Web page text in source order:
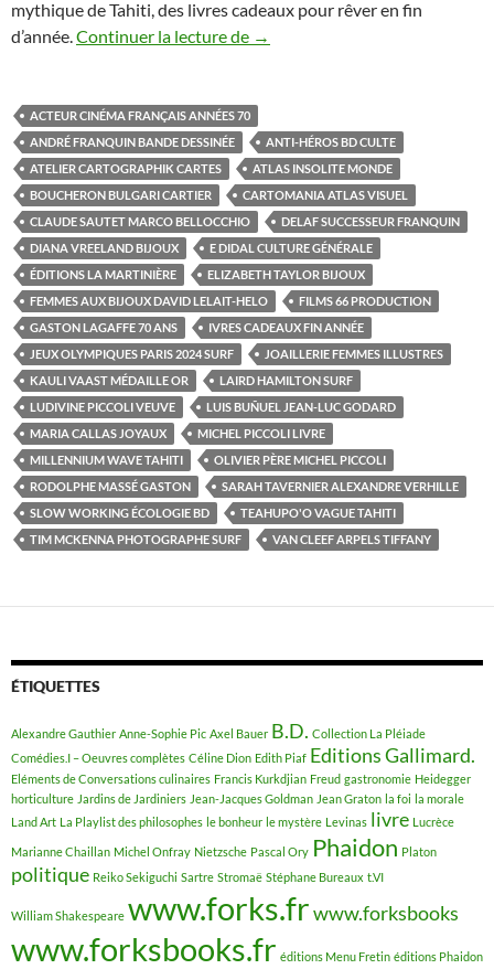
mythique de Tahiti, des livres cadeaux pour rêver en fin
d’année.Continuer la lecture de Cinq ouvrages entre
→
ACTEUR CINÉMA FRANÇAIS ANNÉES 70
ANDRÉ FRANQUIN BANDE DESSINÉE
ANTI-HÉROS BD CULTE
ATELIER CARTOGRAPHIK CARTES
ATLAS INSOLITE MONDE
BOUCHERON BULGARI CARTIER
CARTOMANIA ATLAS VISUEL
CLAUDE SAUTET MARCO BELLOCCHIO
DELAF SUCCESSEUR FRANQUIN
DIANA VREELAND BIJOUX
E DIDAL CULTURE GÉNÉRALE
ÉDITIONS LA MARTINIÈRE
ELIZABETH TAYLOR BIJOUX
FEMMES AUX BIJOUX DAVID LELAIT-HELO
FILMS 66 PRODUCTION
GASTON LAGAFFE 70 ANS
IVRES CADEAUX FIN ANNÉE
JEUX OLYMPIQUES PARIS 2024 SURF
JOAILLERIE FEMMES ILLUSTRES
KAULI VAAST MÉDAILLE OR
LAIRD HAMILTON SURF
LUDIVINE PICCOLI VEUVE
LUIS BUÑUEL JEAN-LUC GODARD
MARIA CALLAS JOYAUX
MICHEL PICCOLI LIVRE
MILLENNIUM WAVE TAHITI
OLIVIER PÈRE MICHEL PICCOLI
RODOLPHE MASSÉ GASTON
SARAH TAVERNIER ALEXANDRE VERHILLE
SLOW WORKING ÉCOLOGIE BD
TEAHUPO'O VAGUE TAHITI
TIM MCKENNA PHOTOGRAPHE SURF
VAN CLEEF ARPELS TIFFANY
ÉTIQUETTES
Alexandre Gauthier Anne-Sophie Pic Axel Bauer B.D. Collection La Pléiade
Comédies.I – Oeuvres complètes Céline Dion Edith Piaf Editions Gallimard.
Eléments de Conversations culinaires Francis Kurkdjian Freud gastronomie Heidegger
horticulture Jardins de Jardiniers Jean-Jacques Goldman Jean Graton la foi la morale
Land Art La Playlist des philosophes le bonheur le mystère Levinas livre Lucrèce
Marianne Chaillan Michel Onfray Nietzsche Pascal Ory Phaidon Platon
politique Reiko Sekiguchi Sartre Stromaë Stéphane Bureaux t.VI
William Shakespeare www.forks.frwww.forksbooks
www.forksbooks.fr éditions Menu Fretin éditions Phaidon